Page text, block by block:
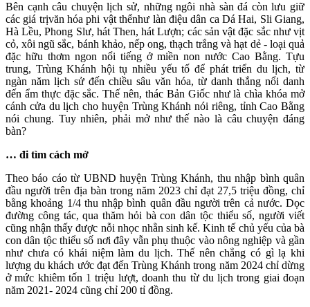
Bên cạnh câu chuyện lịch sử, những ngôi nhà sàn đá còn lưu giữ
các giá trịvăn hóa phi vật thểnhư làn điệu dân ca Dá Hai, Sli Giang,
Hà Lều, Phong Slư, hát Then, hát Lượn; các sản vật đặc sắc như vịt
cỏ, xôi ngũ sắc, bánh khảo, nếp ong, thạch trắng và hạt dẻ - loại quả
đặc hữu thơm ngon nổi tiếng ở miền non nước Cao Bằng. Tựu
trung, Trùng Khánh hội tụ nhiều yếu tố để phát triển du lịch, từ
ngàn năm lịch sử đến chiều sâu văn hóa, từ danh thắng nổi danh
đến ẩm thực đặc sắc. Thế nên, thác Bản Giốc như là chìa khóa mở
cánh cửa du lịch cho huyện Trùng Khánh nói riêng, tỉnh Cao Bằng
nói chung. Tuy nhiên, phải mở như thế nào là câu chuyện đáng
bàn?
… đi tìm cách mở
Theo báo cáo từ UBND huyện Trùng Khánh, thu nhập bình quân
đầu người trên địa bàn trong năm 2023 chỉ đạt 27,5 triệu đồng, chỉ
bằng khoảng 1/4 thu nhập bình quân đầu người trên cả nước. Dọc
đường công tác, qua thăm hỏi bà con dân tộc thiểu số, người viết
cũng nhận thấy được nỗi nhọc nhằn sinh kế. Kinh tế chủ yếu của bà
con dân tộc thiểu số nơi đây vẫn phụ thuộc vào nông nghiệp và gần
như chưa có khái niệm làm du lịch. Thế nên chẳng có gì lạ khi
lượng du khách ước đạt đến Trùng Khánh trong năm 2024 chỉ dừng
ở mức khiêm tốn 1 triệu lượt, doanh thu từ du lịch trong giai đoạn
năm 2021- 2024 cũng chỉ 200 tỉ đồng.